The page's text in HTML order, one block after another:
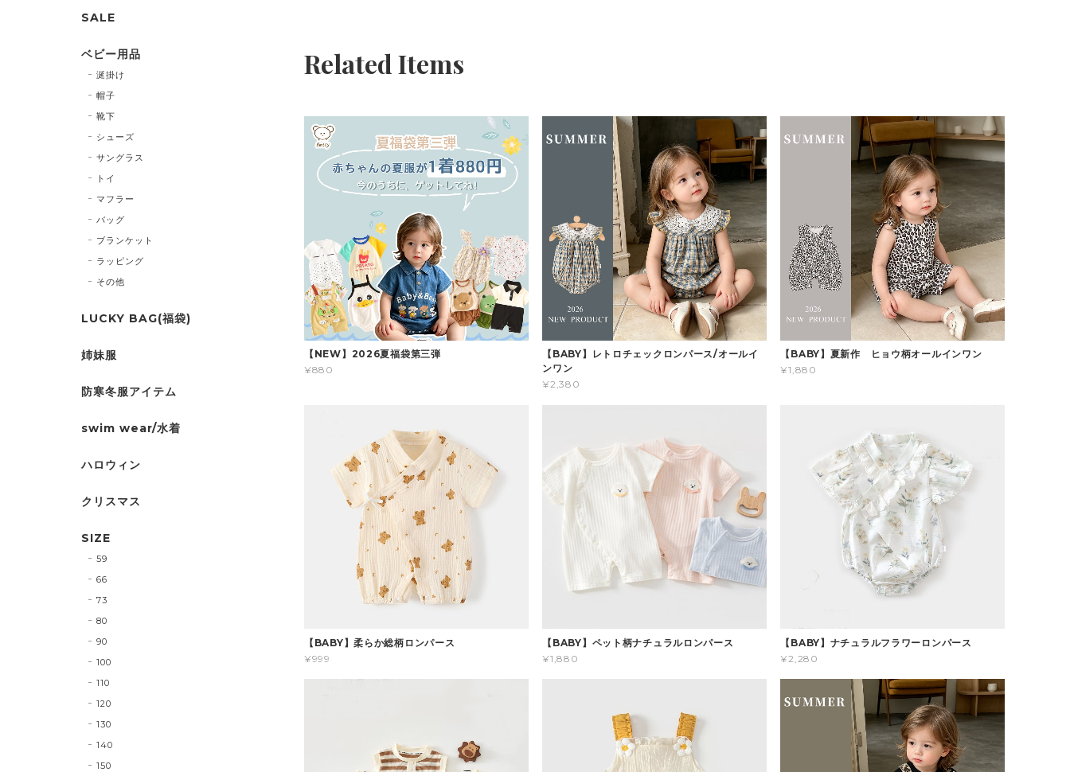
Related Items
【NEW】2026夏福袋第三弾
¥880
【BABY】レトロチェックロンパース/オールイ
ンワン
¥2,380
【BABY】夏新作 ヒョウ柄オールインワン
¥1,880
【BABY】柔らか総柄ロンパース
¥999
【BABY】ペット柄ナチュラルロンパース
¥1,880
【BABY】ナチュラルフラワーロンパース
¥2,280
SALE
ベビー用品
涎掛け
帽子
靴下
シューズ
サングラス
トイ
マフラー
バッグ
ブランケット
ラッピング
その他
LUCKY BAG(福袋)
姉妹服
防寒冬服アイテム
swim wear/水着
ハロウィン
クリスマス
SIZE
59
66
73
80
90
100
110
120
130
140
150